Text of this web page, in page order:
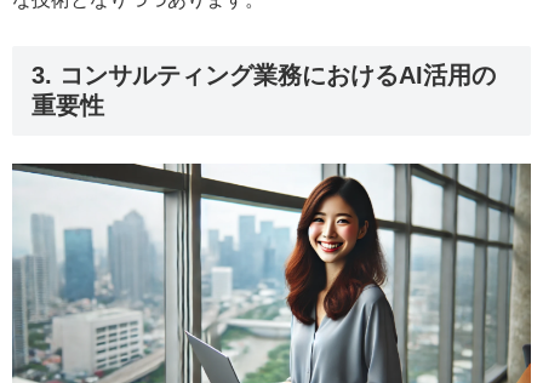
3. コンサルティング業務におけるAI活用の
重要性